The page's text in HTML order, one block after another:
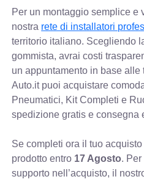
Per un montaggio semplice e
nostra rete di installatori
territorio italiano. Scegliendo
gommista, avrai costi
un appuntamento in base
Auto.it puoi acquistare
Pneumatici, Kit Completi e
spedizione gratis e consegna
Se completi ora il tuo
prodotto entro 17 Agosto.
supporto nell’acquisto, il